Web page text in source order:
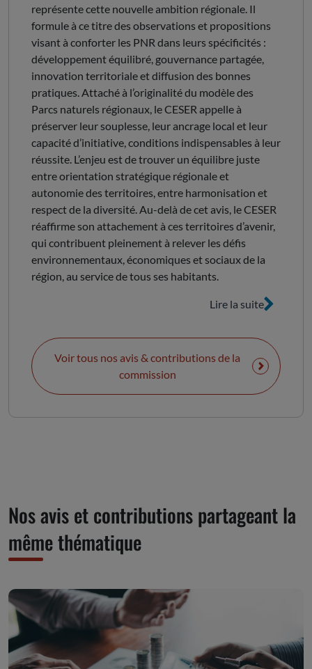
représente cette nouvelle ambition régionale. Il
formule à ce titre des observations et propositions
visant à conforter les PNR dans leurs spécificités :
développement équilibré, gouvernance partagée,
innovation territoriale et diffusion des bonnes
pratiques. Attaché à l’originalité du modèle des
Parcs naturels régionaux, le CESER appelle à
préserver leur souplesse, leur ancrage local et leur
capacité d’initiative, conditions indispensables à leur
réussite. L’enjeu est de trouver un équilibre juste
entre orientation stratégique régionale et
autonomie des territoires, entre harmonisation et
respect de la diversité. Au-delà de cet avis, le CESER
réaffirme son attachement à ces territoires d’avenir,
qui contribuent pleinement à relever les défis
environnementaux, économiques et sociaux de la
région, au service de tous ses habitants.
Lire la suite
Voir tous nos avis & contributions de la
commission
Nos avis et contributions partageant la
même thématique